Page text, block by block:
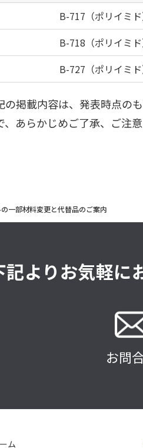
B-717（ポリイミド
B-718（ポリイミド
B-727（ポリイミド
の掲載内容は、発表時点の
、あらかじめご了承、ご注
一部材料変更と代替品のご案内
記よりお気軽に
お問
ム